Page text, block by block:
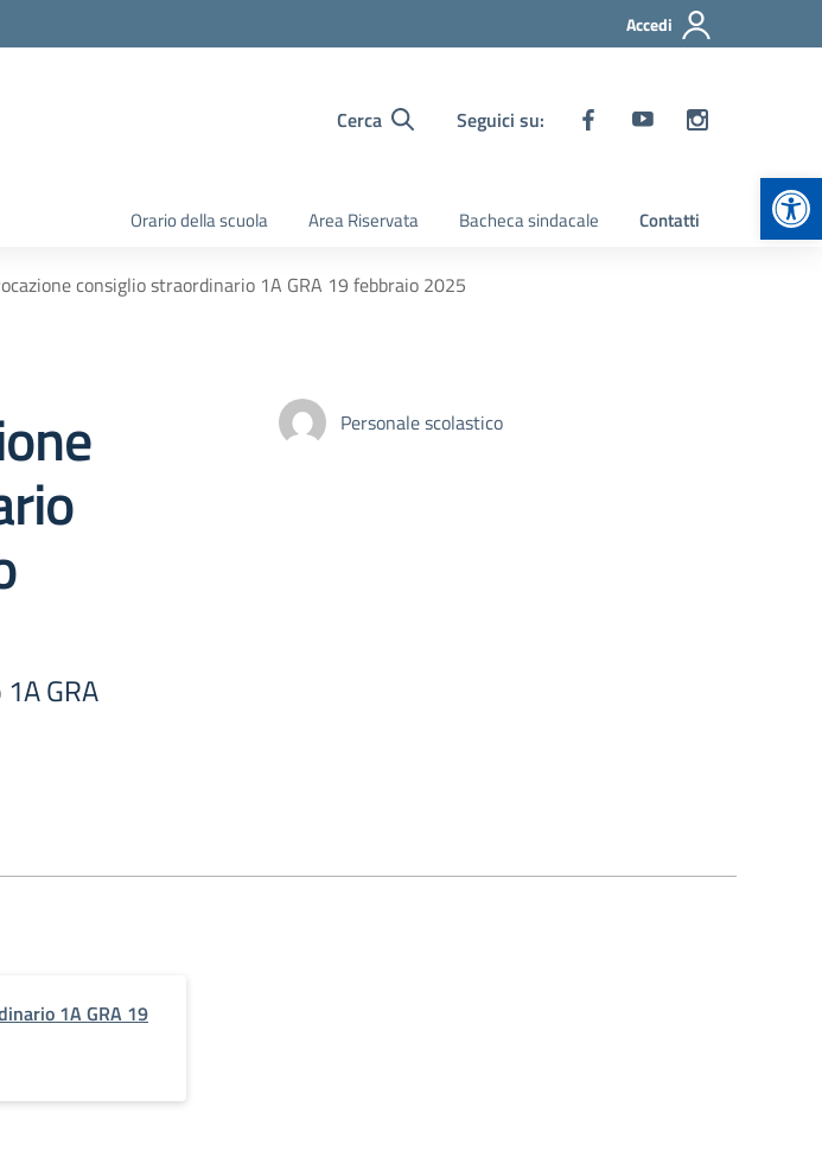
Accedi
Cerca Seguici su:
Orario della scuola Area Riservata Bacheca sindacale Contatti
consiglio straordinario 1A GRA 19 febbraio 2025
GRA
Personale scolastico
1A GRA 19